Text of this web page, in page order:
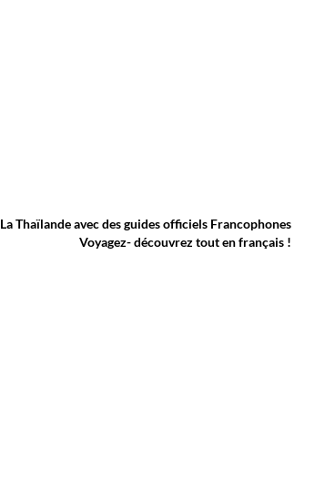
La Thaïlande avec des guides officiels Francophones
Voyagez- découvrez tout en français !